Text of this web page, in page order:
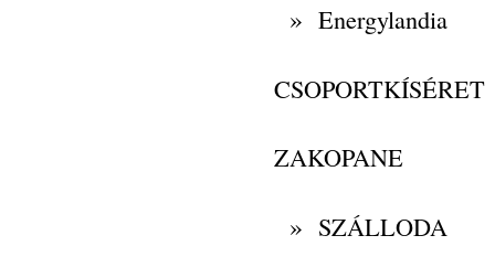
» Energylandia
CSOPORTKÍSÉRET
ZAKOPANE
» SZÁLLODA